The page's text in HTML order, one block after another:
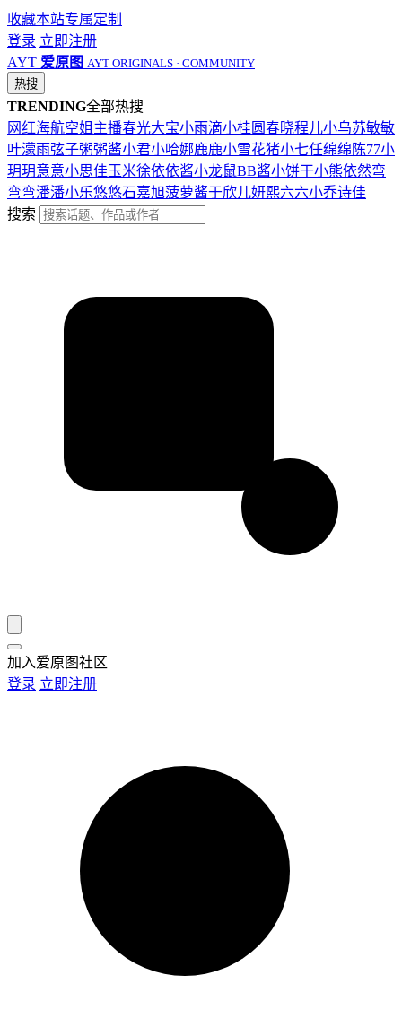
收藏本站专属定制
登录 立即注册
AYT 爱原图 AYT ORIGINALS · COMMUNITY
热搜
TRENDING全部热搜
网红海航空姐 主播春光大宝小雨滴小桂圆春晓程儿小乌苏敏敏
叶濛雨弦子粥粥酱小君小哈娜鹿鹿小雪花猪小七任绵绵 陈77小
玥玥意意小思佳玉米徐依依酱小龙鼠BB酱小饼干小熊依然弯
弯弯潘潘小乐悠悠石嘉旭菠萝酱于欣儿妍熙六六小乔诗佳
搜索
加入爱原图社区
登录 立即注册